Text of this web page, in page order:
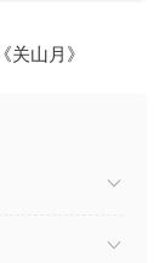
山月》